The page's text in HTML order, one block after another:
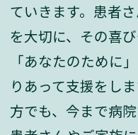
ていきます。患者
を大切に、その喜
「あなたのために
りあって支援をし
方でも、今まで病